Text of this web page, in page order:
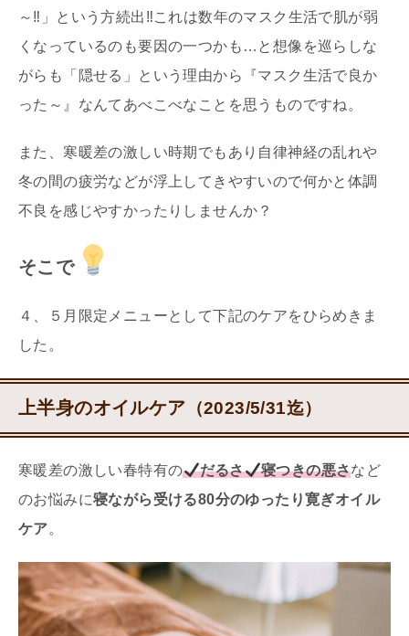
～‼」という方続出‼これは数年のマスク生活で肌が弱
くなっているのも要因の一つかも…と想像を巡らしな
がらも「隠せる」という理由から『マスク生活で良か
った～』なんてあべこべなことを思うものですね。
また、寒暖差の激しい時期でもあり自律神経の乱れや
冬の間の疲労などが浮上してきやすいので何かと体調
不良を感じやすかったりしませんか？
そこで
４、５月限定メニューとして下記のケアをひらめきま
した。
上半身のオイルケア （2023/5/31迄）
寒暖差の激しい春特有の だるさ 寝つきの悪さなど
のお悩みに寝ながら受ける80分のゆったり寛ぎオイル
ケア。